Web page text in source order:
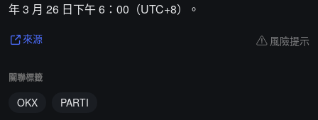
年 3 月 26 日下午 6：00（UTC+8）。
來源 風險提示
關聯標籤
OKX PARTI